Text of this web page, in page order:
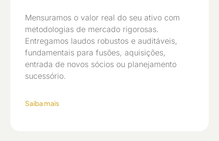
Mensuramos o valor real do seu ativo com
metodologias de mercado rigorosas.
Entregamos laudos robustos e auditáveis,
fundamentais para fusões, aquisições,
entrada de novos sócios ou planejamento
sucessório.
Saiba mais